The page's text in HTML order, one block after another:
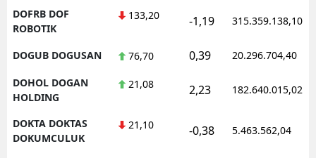
DOFRB DOF
ROBOTIK
133,20 -1,19 315.359.138,10
DOGUB DOGUSAN 76,70 0,39 20.296.704,40
DOHOL DOGAN
HOLDING
21,08 2,23 182.640.015,02
DOKTA DOKTAS
DOKUMCULUK
21,10 -0,38 5.463.562,04